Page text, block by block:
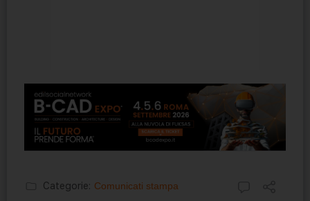
Categorie: Comunicati stampa